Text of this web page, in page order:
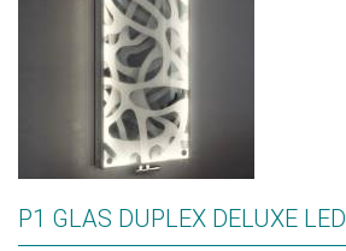
P1 GLAS DUPLEX DELUXE LED